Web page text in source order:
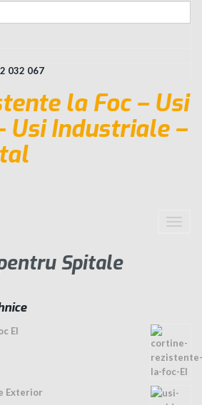
032 067
Toggle
Spitale
EI
Exterior